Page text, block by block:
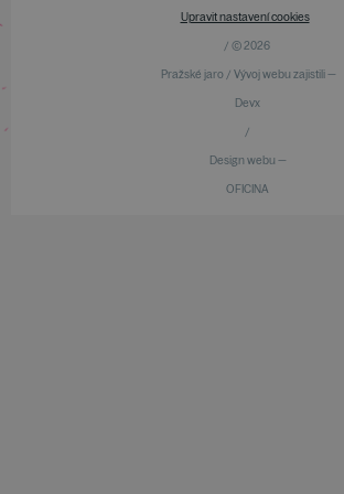
Upravit nastavení cookies
/ © 2026
Pražské jaro / Vývoj webu zajistili —
Devx
/
Design webu —
OFICINA